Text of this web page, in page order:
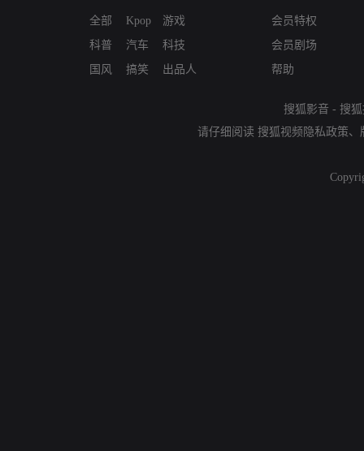
全部
科普
国风
Kpop
汽车
搞笑
游戏
科技
出品人
会员特权
会员剧场
帮助
搜狐影音 - 搜
请仔细阅读 搜狐视频隐私政策、